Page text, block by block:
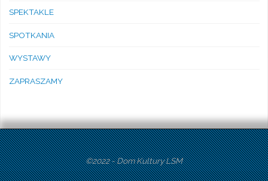
SPEKTAKLE
SPOTKANIA
WYSTAWY
ZAPRASZAMY
©2022 - Dom Kultury LSM